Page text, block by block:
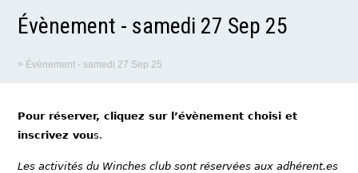
Évènement - samedi 27 Sep 25
> Évènement - samedi 27 Sep 25
Pour réserver, cliquez sur l’évènement choisi et
inscrivez vous.
Les activités du Winches club sont réservées aux adhérent.es